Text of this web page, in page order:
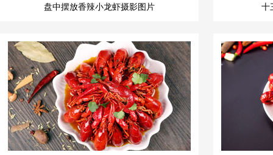
盘中摆放香辣小龙虾摄影图片 十